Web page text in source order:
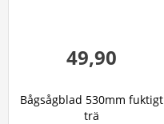
49,90
Bågsågblad 530mm fuktigt
trä